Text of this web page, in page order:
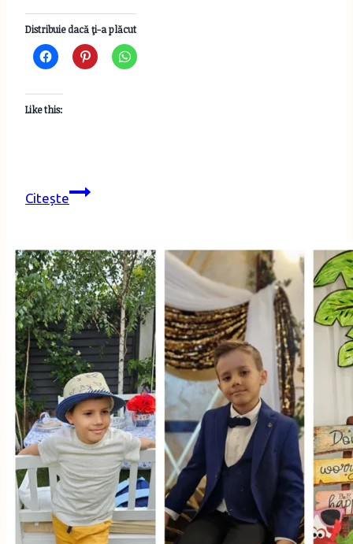
Distribuie dacă ţi-a plăcut
Like this:
CiteșteTricourile
de
bază
a
oricărei
garderobe
capsulă